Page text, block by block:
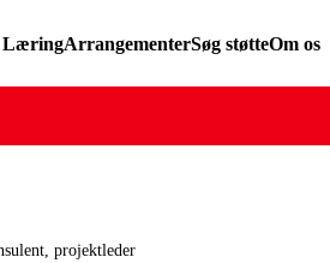
LæringArrangementerSøg støtteOm os
projektleder